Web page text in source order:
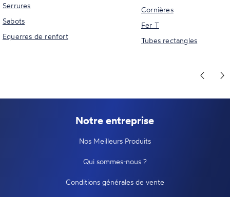
Serrures
Sabots
Equerres de renfort
Cornières
Fer T
Tubes rectangles
Notre entreprise
Nos Meilleurs Produits
Qui sommes-nous ?
Conditions générales de vente